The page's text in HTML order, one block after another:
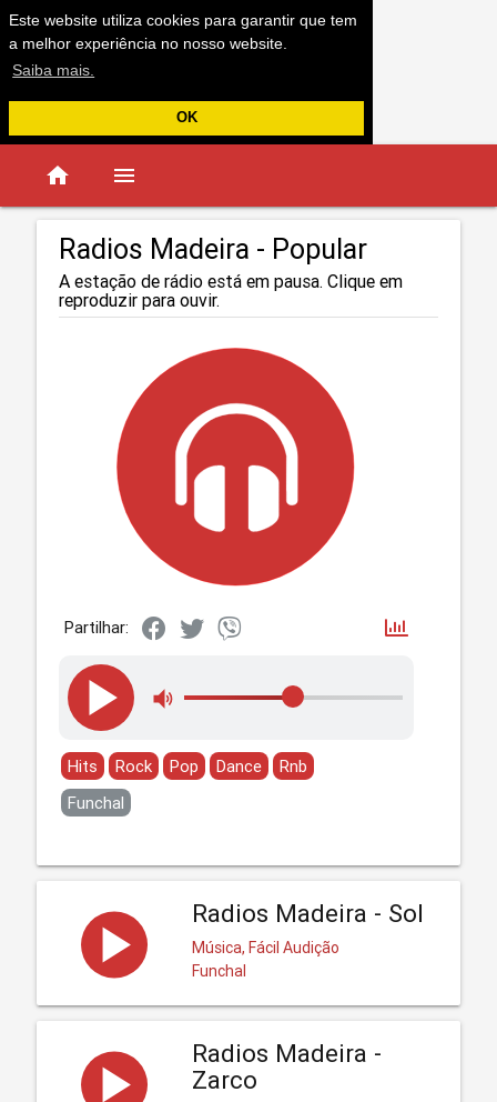
Este website utiliza cookies para garantir que tem
a melhor experiência no nosso website.
Saiba mais.
OK
home menu
Radios Madeira - Popular
A estação de rádio está em pausa. Clique em
reproduzir para ouvir.
Partilhar:
Hits Rock Pop Dance
Rnb
Funchal
Radios Madeira - Sol
Música, Fácil Audição
Funchal
Radios Madeira -
Zarco